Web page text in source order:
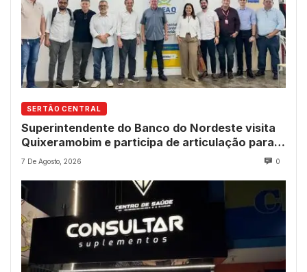
SERTÃO CENTRAL
Superintendente do Banco do Nordeste visita
Quixeramobim e participa de articulação para
avanço do futuro shopping
7 De Agosto, 2026 0